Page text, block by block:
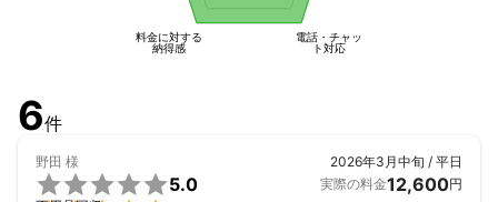
電話・チャッ
ト対応
料金に対する
納得感
6件
野田 様
5.0
2026年3月中旬 / 平日
実際の料金12,600円